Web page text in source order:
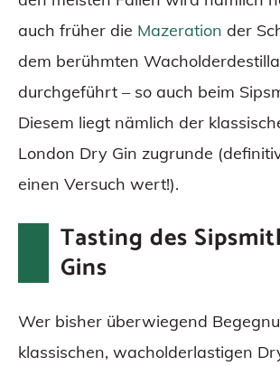
auch früher die Mazeration der
dem berühmten
durchgeführt – so auch beim
Diesem liegt nämlich der
London Dry Gin zugrunde
einen Versuch wert!).
Tasting des
Gins
Wer bisher überwiegend
klassischen, wacholderlastigen